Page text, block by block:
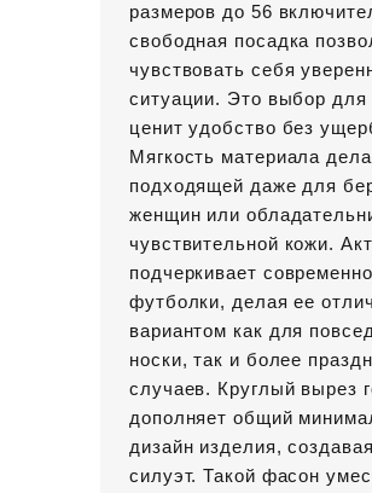
размеров до 56
свободная посадка
чувствовать себя
ситуации. Это выбор для
ценит удобство без
Мягкость материала
подходящей даже для
женщин или
чувствительной кожи.
подчеркивает
футболки, делая ее
вариантом как для
носки, так и более
случаев. Круглый вырез
дополняет общий
дизайн изделия,
силуэт. Такой фасон